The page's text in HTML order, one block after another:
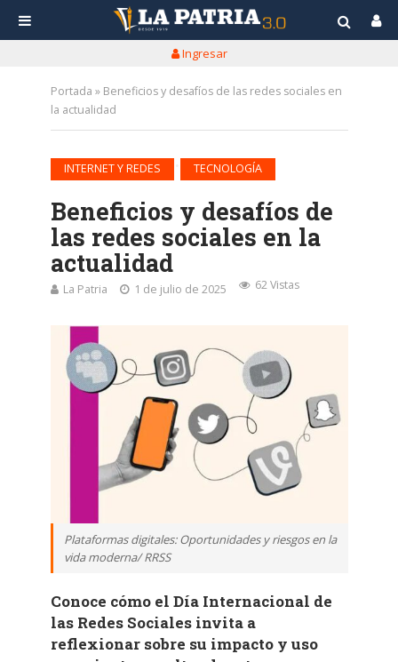
Ingresar
Portada » Beneficios y desafíos de las redes sociales en
la actualidad
INTERNET Y REDES TECNOLOGÍA
Beneficios y desafíos de
las redes sociales en la
actualidad
La Patria 1 de julio de 2025 62 Vistas
Plataformas digitales: Oportunidades y riesgos en la
vida moderna/ RRSS
Conoce cómo el Día Internacional de
las Redes Sociales invita a
reflexionar sobre su impacto y uso